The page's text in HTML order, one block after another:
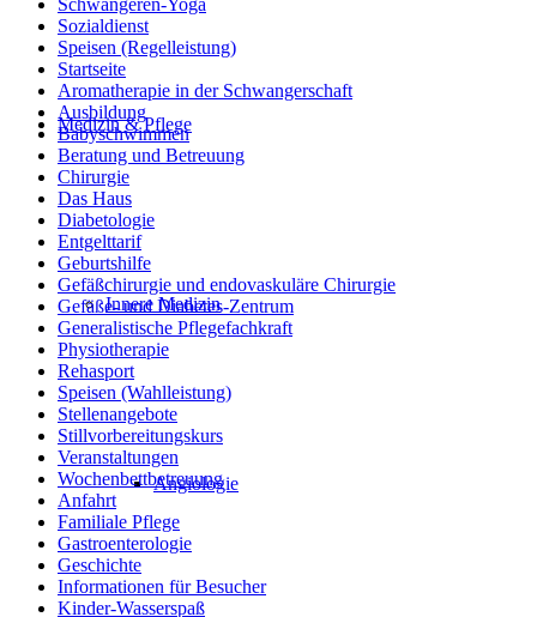
Medizin & Pflege
Innere Medizin
Angiologie
Schwangeren-Yoga
Sozialdienst
Speisen (Regelleistung)
Startseite
Aromatherapie in der Schwangerschaft
Ausbildung
Babyschwimmen
Beratung und Betreuung
Chirurgie
Das Haus
Diabetologie
Entgelttarif
Geburtshilfe
Gefäßchirurgie und endovaskuläre Chirurgie
Gefäße- und Diabetes-Zentrum
Generalistische Pflegefachkraft
Physiotherapie
Rehasport
Speisen (Wahlleistung)
Stellenangebote
Stillvorbereitungskurs
Veranstaltungen
Wochenbettbetreuung
Anfahrt
Familiale Pflege
Gastroenterologie
Geschichte
Informationen für Besucher
Kinder-Wasserspaß